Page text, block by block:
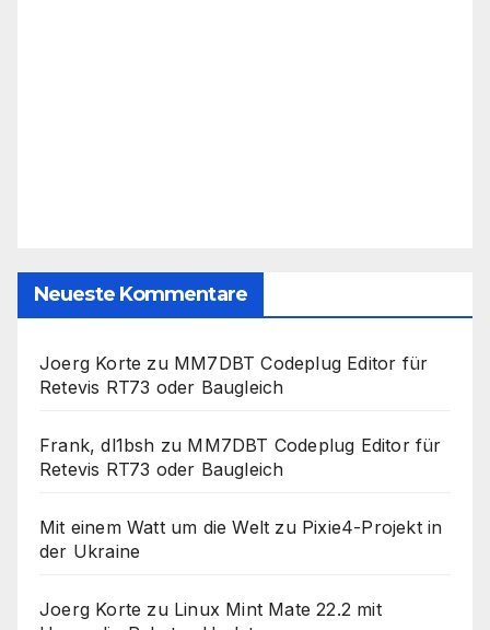
Neueste Kommentare
Joerg Korte zu MM7DBT Codeplug Editor für
Retevis RT73 oder Baugleich
Frank, dl1bsh zu MM7DBT Codeplug Editor für
Retevis RT73 oder Baugleich
Mit einem Watt um die Welt zu Pixie4-Projekt in
der Ukraine
Joerg Korte zu Linux Mint Mate 22.2 mit